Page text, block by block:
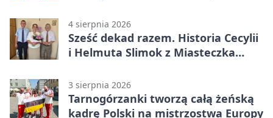
4 sierpnia 2026
Sześć dekad razem. Historia Cecylii
i Helmuta Slimok z Miasteczka
3 sierpnia 2026
Tarnogórzanki tworzą całą żeńską
kadrę Polski na mistrzostwa Europy